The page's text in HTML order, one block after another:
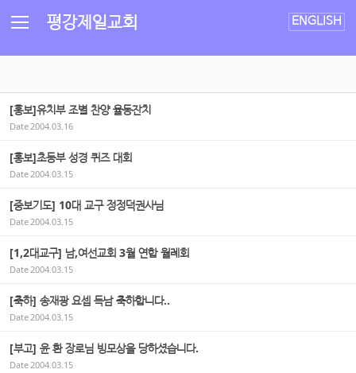
평강제일교회 ENGLISH
[홍보]유치부 조별 찬양 율동잔치
Date2004.03.16
[홍보]초등부 성경 퀴즈 대회
Date2004.03.15
[중보기도] 10대 교구 정정덕권사님
Date2004.03.15
[1,2대교구] 남,여선교회 3월 연합 월례회
Date2004.03.15
[축하] 송재광 요셉 득남 축하합니다..
Date2004.03.15
[부고] 윤 환 장로님 빙모상을 당하셨습니다.
Date2004.03.15